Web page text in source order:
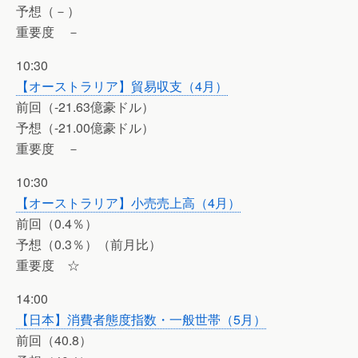
予想（－）
重要度 －
10:30
【オーストラリア】貿易収支（4月）
前回（-21.63億豪ドル）
予想（-21.00億豪ドル）
重要度 －
10:30
【オーストラリア】小売売上高（4月）
前回（0.4％）
予想（0.3％）（前月比）
重要度 ☆
14:00
【日本】消費者態度指数・一般世帯（5月）
前回（40.8）